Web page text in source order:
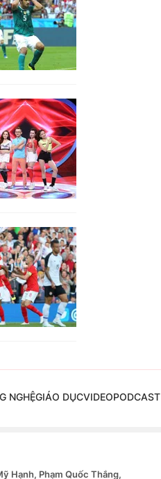
NGHỆGIÁO DỤCVIDEOPODCAST
Hạnh, Phạm Quốc Thắng,